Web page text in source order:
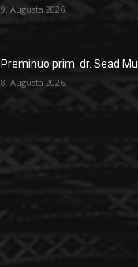
9. Augusta 2026.
Preminuo prim. dr. Sead
8. Augusta 2026.